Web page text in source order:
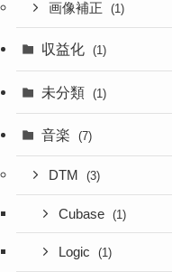
画像補正 (1)
収益化 (1)
未分類 (1)
音楽 (7)
DTM (3)
Cubase (1)
Logic (1)